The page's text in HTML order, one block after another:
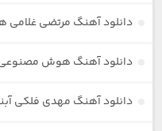
دانلود آهنگ مرتضی غلامی
دانلود آهنگ هوش
دانلود آهنگ مهدی فلکی